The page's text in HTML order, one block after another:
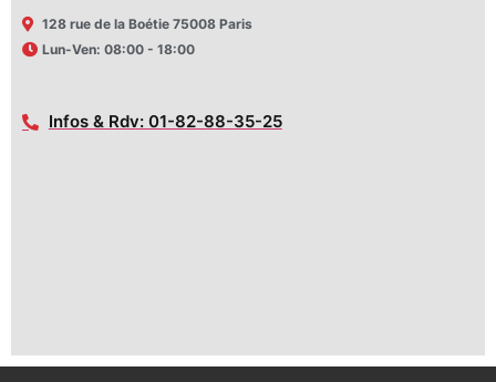
128 rue de la Boétie 75008 Paris
Lun-Ven: 08:00 - 18:00
Infos & Rdv: 01-82-88-35-25